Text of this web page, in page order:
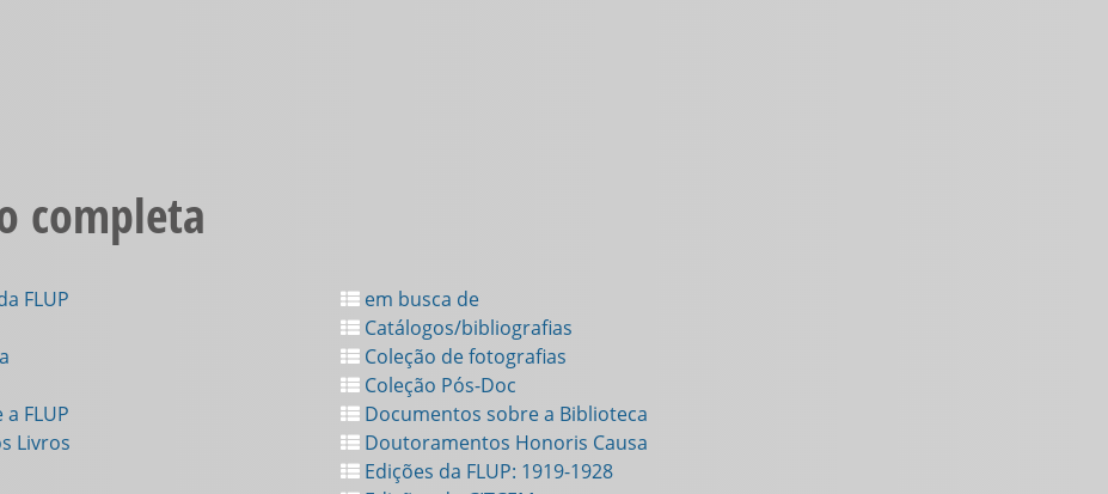
completa
FLUP
FLUP
Livros
em busca de
Catálogos/bibliografias
Coleção de fotografias
Coleção Pós-Doc
Documentos sobre a Biblioteca
Doutoramentos Honoris Causa
Edições da FLUP: 1919-1928